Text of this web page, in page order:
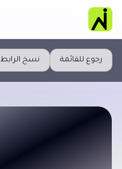
رجوع للقائمة نسخ الرابط